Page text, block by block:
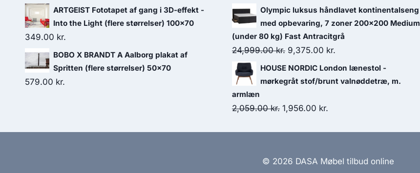
ARTGEIST Fototapet af gang i 3D-effekt -
Into the Light (flere størrelser) 100x70
349.00 kr.
BOBO X BRANDT A Aalborg plakat af
Spritten (flere størrelser) 50x70
579.00 kr.
Olympic luksus håndlavet kontinentalseng
med opbevaring, 7 zoner 200x200 Medium
(under 80 kg) Fast Antracitgrå
24,999.00kr. 9,375.00 kr.
HOUSE NORDIC London lænestol -
mørkegråt stof/brunt valnøddetræ, m.
armlæn
2,059.00kr. 1,956.00 kr.
© 2026 DASA Møbel tilbud online